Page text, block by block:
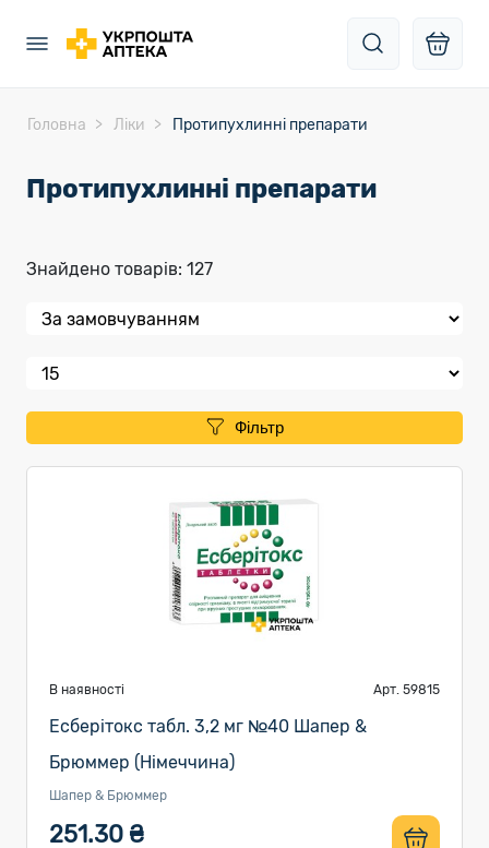
Головна Ліки Протипухлинні препарати
Протипухлинні препарати
Знайдено товарів: 127
Фільтр
В наявності Арт. 59815
Есберітокс табл. 3,2 мг №40 Шапер &
Брюммер (Німеччина)
Шапер & Брюммер
251.30 ₴